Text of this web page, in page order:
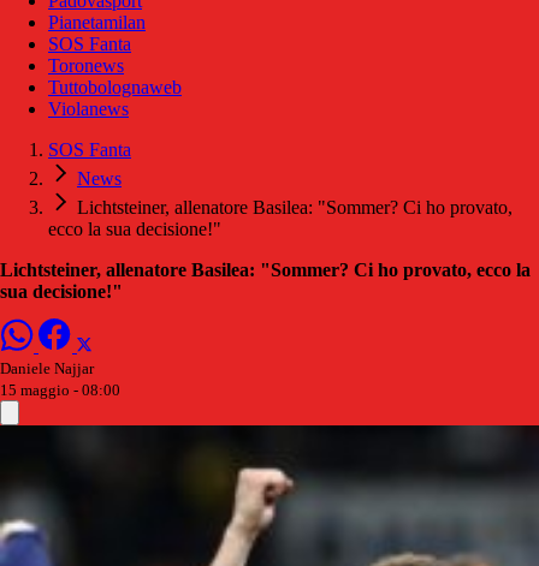
Pianetamilan
SOS Fanta
Toronews
Tuttobolognaweb
Violanews
SOS Fanta
News
Lichtsteiner, allenatore Basilea: "Sommer? Ci ho provato,
ecco la sua decisione!"
Lichtsteiner, allenatore Basilea: "Sommer? Ci ho provato, ecco la
sua decisione!"
Daniele Najjar
15 maggio - 08:00